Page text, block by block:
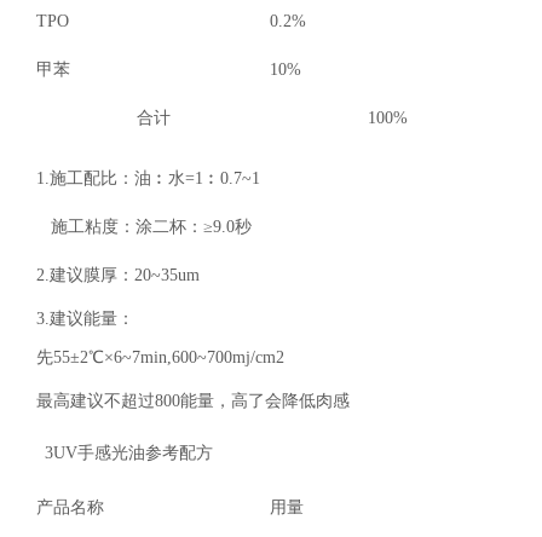
TPO 0.2%
甲苯 10%
合计 100%
1.施工配比：油︰水=1 ︰0.7~1
施工粘度：涂二杯：≥9.0秒
2.建议膜厚：20~35um
3.建议能量：
先55±2℃×6~7min,600~700mj/cm2
最高建议不超过800能量，高了会降低肉感
3UV手感光油参考配方
产品名称 用量